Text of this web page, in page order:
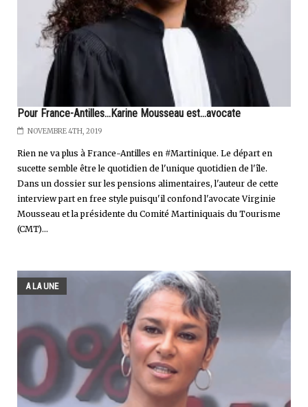
Pour France-Antilles...Karine Mousseau est...avocate
NOVEMBRE 4TH, 2019
Rien ne va plus à France-Antilles en #Martinique. Le départ en
sucette semble être le quotidien de l'unique quotidien de l'île.
Dans un dossier sur les pensions alimentaires, l'auteur de cette
interview part en free style puisqu'il confond l'avocate Virginie
Mousseau et la présidente du Comité Martiniquais du Tourisme
(CMT)...
A LA UNE